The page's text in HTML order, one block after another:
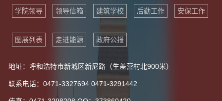
学院领导 领导信箱 建筑学校 后勤工作 安保工作
图展列表 走进能源 政府公报
地址：呼和浩特市新城区新尼路（生盖营村北900米）
联系电话：0471-3327694 0471-3291442